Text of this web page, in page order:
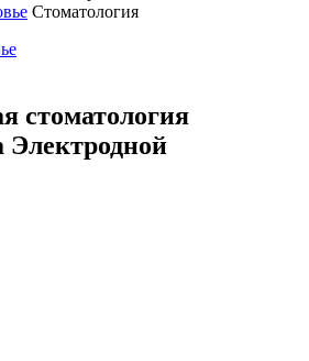
Стоматология
стоматология
Электродной